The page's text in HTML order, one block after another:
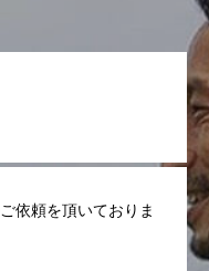
依頼を頂いておりま